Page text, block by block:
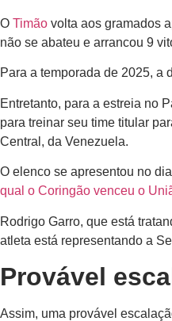
O Timão volta aos gramados
não se abateu e arrancou 9
Para a temporada de 2025, a
Entretanto, para a estreia no
para treinar seu time titular
Central, da Venezuela.
O elenco se apresentou no
qual o Coringão venceu o
Rodrigo Garro, que está
atleta está representando a
Provável
Assim, uma provável